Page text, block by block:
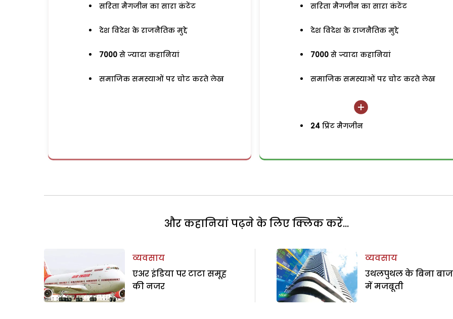
सरिता मैगजीन का सारा कंटेंट
देश विदेश के राजनैतिक मुद्दे
7000 से ज्यादा कहानियां
समाजिक समस्याओं पर चोट करते लेख
सरिता मैगजीन का सारा कंटेंट
देश विदेश के राजनैतिक मुद्दे
7000 से ज्यादा कहानियां
समाजिक समस्याओं पर चोट करते लेख
24 प्रिंट मैगजीन
और कहानियां पढ़ने के लिए क्लिक करें...
व्यवसाय
एअर इंडिया पर टाटा समूह
की नजर
व्यवसाय
उथलपुथल के बिना
में मजबूती